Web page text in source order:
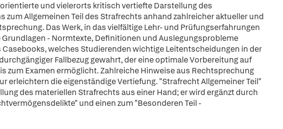
und vielerorts kritisch vertiefte Darstellung des
Allgemeinen Teil des Strafrechts anhand zahlreicher aktueller und
Das Werk, in das vielfältige Lehr- und Prüfungserfahrungen
- Normtexte, Definitionen und Auslegungsprobleme
welches Studierenden wichtige Leitentscheidungen in der
Fallbezug gewahrt, der eine optimale Vorbereitung auf
zum Examen ermöglicht. Zahlreiche Hinweise aus Rechtsprechung
erleichtern die eigenständige Vertiefung. "Strafrecht Allgemeiner Teil"
des materiellen Strafrechts aus einer Hand; er wird ergänzt durch
und einen zum "Besonderen Teil -